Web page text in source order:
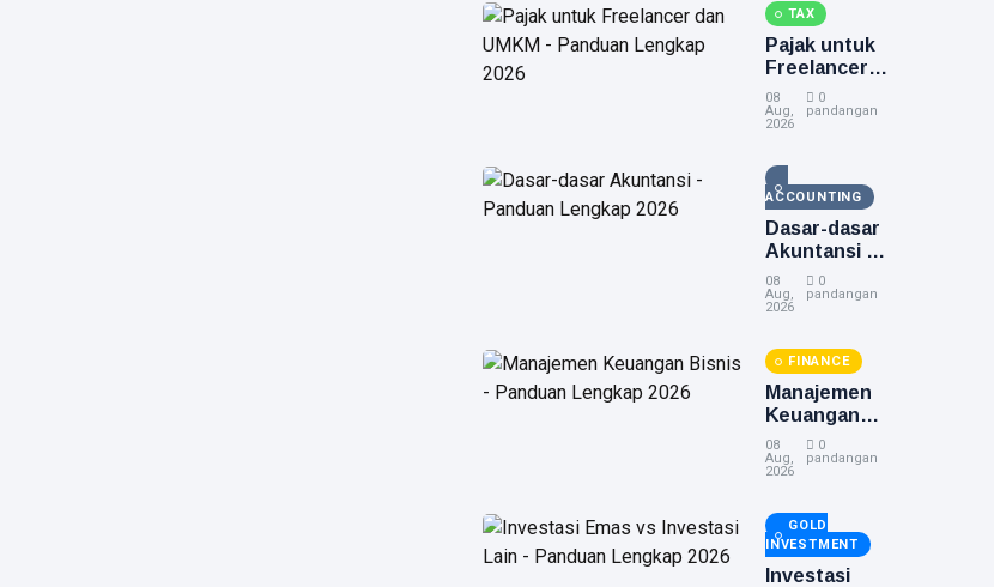
TAX
Pajak untuk
Freelancer
dan UMKM -
Panduan
08
Aug,
2026
0
pandangan
ACCOUNTING
Dasar-dasar
Akuntansi -
Panduan
Lengkap
08
Aug,
2026
0
pandangan
FINANCE
Manajemen
Keuangan
Bisnis -
Panduan
08
Aug,
2026
0
pandangan
GOLD
INVESTMENT
Investasi